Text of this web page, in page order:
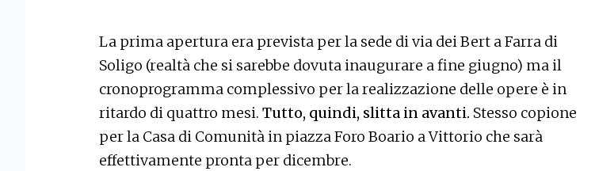
La prima apertura era prevista per la sede di via dei Bert a Farra di
Soligo (realtà che si sarebbe dovuta inaugurare a fine giugno) ma il
cronoprogramma complessivo per la realizzazione delle opere è in
ritardo di quattro mesi. Tutto, quindi, slitta in avanti. Stesso copione
per la Casa di Comunità in piazza Foro Boario a Vittorio che sarà
effettivamente pronta per dicembre.